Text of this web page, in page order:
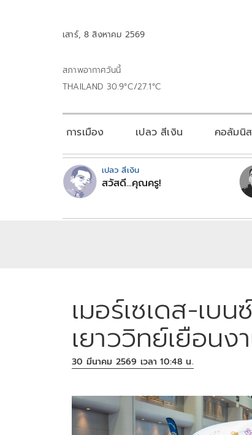
เสาร์, 8 สิงหาคม 2569
สภาพอากาศวันนี้
THAILAND 30.9°C/27.1°C
การเมือง เปลว สีเงิน คอลัมนิ
เปลว สีเงิน
สวัสดี...คุณครู!
เมอร์เซเดส-เบ
เยาววิทย์เยือน
30 มีนาคม 2569 เวลา 10:48 น.